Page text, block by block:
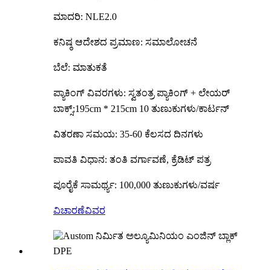
ಮಾದರಿ: NLE2.0
ಕನಿಷ್ಠ ಆದೇಶದ ಪ್ರಮಾಣ: ಸಮಾಲೋಚನೆ
ಬೆಲೆ: ಮಾತುಕತೆ
ಪ್ಯಾಕಿಂಗ್ ವಿವರಗಳು: ಸ್ವತಂತ್ರ ಪ್ಯಾಕಿಂಗ್ + ಲೇಯರ್
ಬಾಕ್ಸ್;195cm * 215cm 10 ತುಣುಕುಗಳು/ಕಾರ್ಟನ್
ವಿತರಣಾ ಸಮಯ: 35-60 ಕೆಲಸದ ದಿನಗಳು
ಪಾವತಿ ವಿಧಾನ: ತಂತಿ ವರ್ಗಾವಣೆ, ಕ್ರೆಡಿಟ್ ಪತ್ರ
ಪೂರೈಕೆ ಸಾಮರ್ಥ್ಯ: 100,000 ತುಣುಕುಗಳು/ವರ್ಷ
ವಿಚಾರಣೆವಿವರ